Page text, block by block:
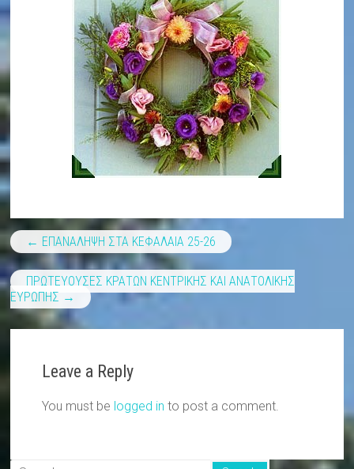
← ΕΠΑΝΑΛΗΨΗ ΣΤΑ ΚΕΦΑΛΑΙΑ 25-26
ΠΡΩΤΕΥΟΥΣΕΣ ΚΡΑΤΩΝ ΚΕΝΤΡΙΚΗΣ ΚΑΙ ΑΝΑΤΟΛΙΚΗΣ
ΕΥΡΩΠΗΣ →
Leave a Reply
You must be logged in to post a comment.